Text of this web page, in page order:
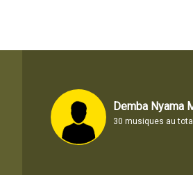
Demba Nyama
30 musiques au total